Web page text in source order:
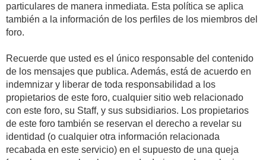
particulares de manera inmediata. Esta política se aplica
también a la información de los perfiles de los miembros del
foro.
Recuerde que usted es el único responsable del contenido
de los mensajes que publica. Además, está de acuerdo en
indemnizar y liberar de toda responsabilidad a los
propietarios de este foro, cualquier sitio web relacionado
con este foro, su Staff, y sus subsidiarios. Los propietarios
de este foro también se reservan el derecho a revelar su
identidad (o cualquier otra información relacionada
recabada en este servicio) en el supuesto de una queja